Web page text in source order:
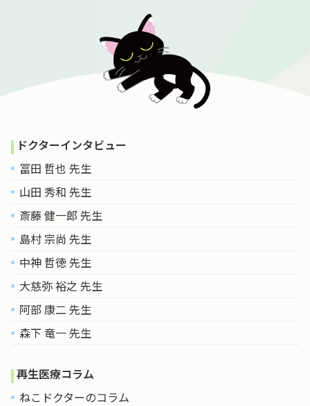
ドクターインタビュー
冨田 哲也 先生
山田 秀和 先生
斎藤 健一郎 先生
島村 宗尚 先生
中神 哲徳 先生
大慈弥 裕之 先生
阿部 康二 先生
森下 竜一 先生
再生医療コラム
ねこドクターのコラム